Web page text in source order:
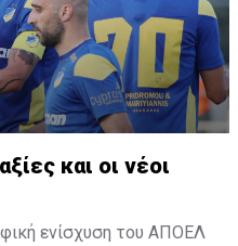
και οι νέοι
ενίσχυση του ΑΠΟΕΛ